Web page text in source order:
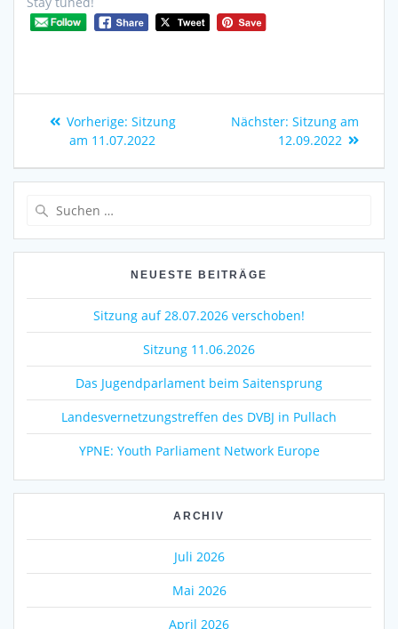
Vorherige: Sitzung
am 11.07.2022
Nächster: Sitzung am
12.09.2022
NEUESTE BEITRÄGE
Sitzung auf 28.07.2026 verschoben!
Sitzung 11.06.2026
Das Jugendparlament beim Saitensprung
Landesvernetzungstreffen des DVBJ in Pullach
YPNE: Youth Parliament Network Europe
ARCHIV
Juli 2026
Mai 2026
April 2026